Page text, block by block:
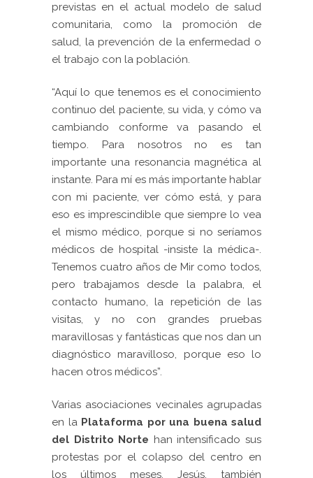
previstas en el actual modelo de salud
comunitaria, como la promoción de
salud, la prevención de la enfermedad o
el trabajo con la población.
“Aquí lo que tenemos es el conocimiento
continuo del paciente, su vida, y cómo va
cambiando conforme va pasando el
tiempo. Para nosotros no es tan
importante una resonancia magnética al
instante. Para mí es más importante hablar
con mi paciente, ver cómo está, y para
eso es imprescindible que siempre lo vea
el mismo médico, porque si no seríamos
médicos de hospital -insiste la médica-.
Tenemos cuatro años de Mir como todos,
pero trabajamos desde la palabra, el
contacto humano, la repetición de las
visitas, y no con grandes pruebas
maravillosas y fantásticas que nos dan un
diagnóstico maravilloso, porque eso lo
hacen otros médicos”.
Varias asociaciones vecinales agrupadas
en la Plataforma por una buena salud
del Distrito Norte han intensificado sus
protestas por el colapso del centro en
los últimos meses. Jesús, también